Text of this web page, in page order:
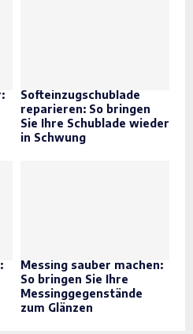
Softeinzugschublade
reparieren: So bringen
Sie Ihre Schublade wieder
in Schwung
Messing sauber machen:
So bringen Sie Ihre
Messinggegenstände
zum Glänzen